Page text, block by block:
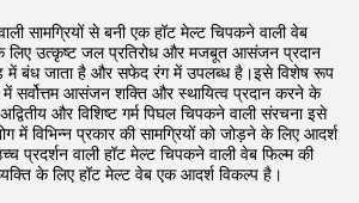
सामग्रियों से बनी एक हॉट मेल्ट चिपकने वाली वेब
के लिए उत्कृष्ट जल प्रतिरोध और मजबूत आसंजन प्रदान
बंध जाता है और सफेद रंग में उपलब्ध है।इसे विशेष रूप
में सर्वोत्तम आसंजन शक्ति और स्थायित्व प्रदान करने के
और विशिष्ट गर्म पिघल चिपकने वाली संरचना इसे
में विभिन्न प्रकार की सामग्रियों को जोड़ने के लिए आदर्श
प्रदर्शन वाली हॉट मेल्ट चिपकने वाली वेब फिल्म की
के लिए हॉट मेल्ट वेब एक आदर्श विकल्प है।